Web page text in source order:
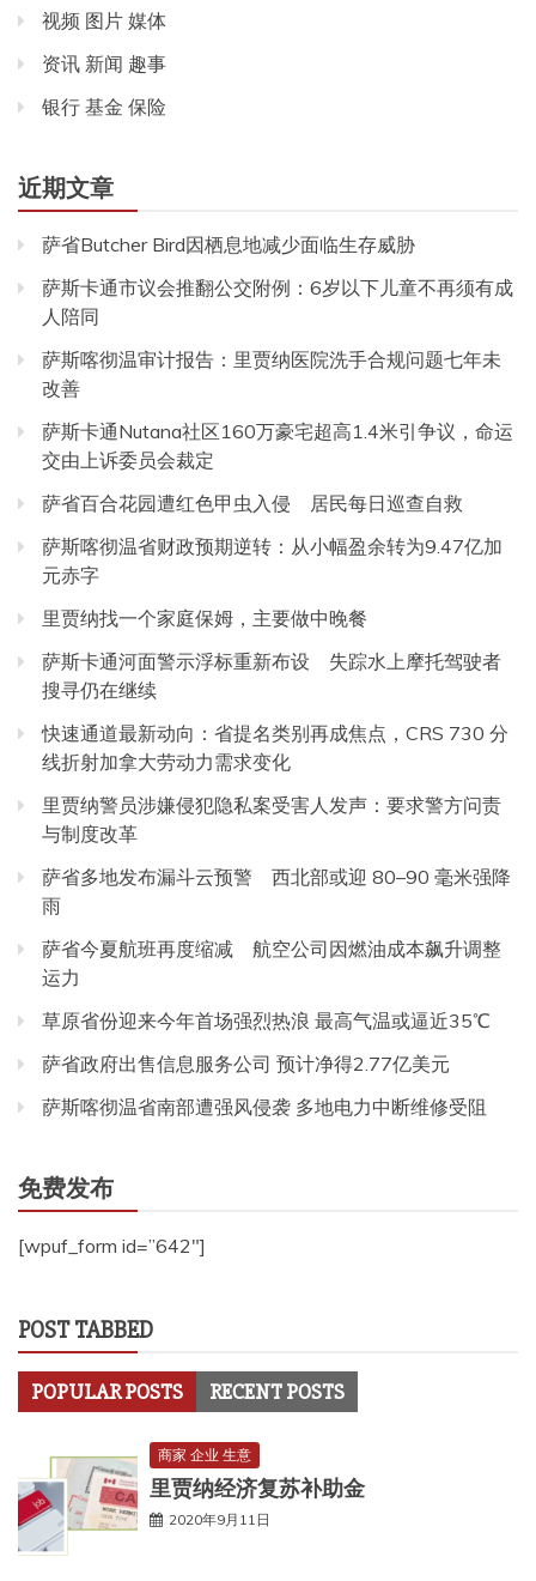
视频 图片 媒体
资讯 新闻 趣事
银行 基金 保险
近期文章
萨省Butcher Bird因栖息地减少面临生存威胁
萨斯卡通市议会推翻公交附例：6岁以下儿童不再须有成
人陪同
萨斯喀彻温审计报告：里贾纳医院洗手合规问题七年未
改善
萨斯卡通Nutana社区160万豪宅超高1.4米引争议，命运
交由上诉委员会裁定
萨省百合花园遭红色甲虫入侵 居民每日巡查自救
萨斯喀彻温省财政预期逆转：从小幅盈余转为9.47亿加
元赤字
里贾纳找一个家庭保姆，主要做中晚餐
萨斯卡通河面警示浮标重新布设 失踪水上摩托驾驶者
搜寻仍在继续
快速通道最新动向：省提名类别再成焦点，CRS 730 分
线折射加拿大劳动力需求变化
里贾纳警员涉嫌侵犯隐私案受害人发声：要求警方问责
与制度改革
萨省多地发布漏斗云预警 西北部或迎 80–90 毫米强降
雨
萨省今夏航班再度缩减 航空公司因燃油成本飙升调整
运力
草原省份迎来今年首场强烈热浪 最高气温或逼近35℃
萨省政府出售信息服务公司 预计净得2.77亿美元
萨斯喀彻温省南部遭强风侵袭 多地电力中断维修受阻
免费发布
[wpuf_form id=”642″]
POST TABBED
POPULAR POSTS RECENT POSTS
商家 企业 生意
里贾纳经济复苏补助金
2020年9月11日